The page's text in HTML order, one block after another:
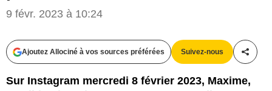
9 févr. 2023 à 10:24
Ajoutez Allociné à vos sources préférées Suivez-nous
Sur Instagram mercredi 8 février 2023, Maxime,